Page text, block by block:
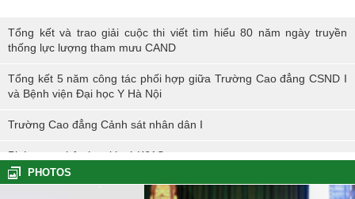
lực lượng tham mưu CAND
Tổng kết và trao giải cuộc thi viết tìm hiểu 80 năm ngày truyền
thống lực lượng tham mưu CAND
Tổng kết 5 năm công tác phối hợp giữa Trường Cao đẳng CSND I
và Bệnh viện Đại học Y Hà Nội
Trường Cao đẳng Cảnh sát nhân dân I
Phóng sự nhập học khoá K61S
Tổng kết hoạt động thực tế đợt I - K60S
PHOTOS